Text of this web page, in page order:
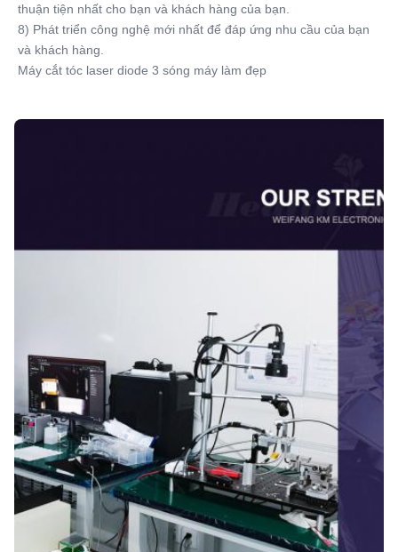
thuận tiện nhất cho bạn và khách hàng của bạn.
8) Phát triển công nghệ mới nhất để đáp ứng nhu cầu của bạn
và khách hàng.
Máy cắt tóc laser diode 3 sóng máy làm đẹp